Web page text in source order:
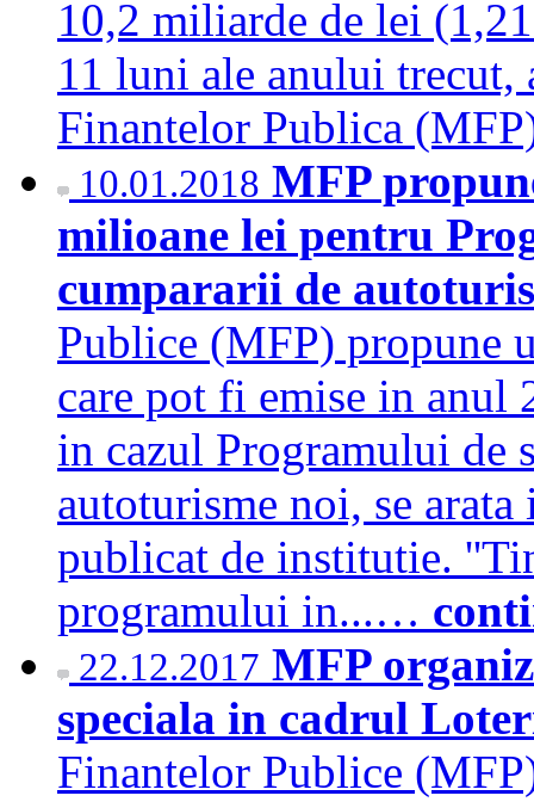
10,2 miliarde de lei
11 luni ale anului
Finantelor Publica
10.01.2018 MFP
milioane lei pentru
cumpararii de
Publice (MFP) propune
care pot fi emise in anul
in cazul Programului de
autoturisme noi, se
publicat de institutie.
programului in...…
22.12.2017 MFP
speciala in cadrul
Finantelor Publice